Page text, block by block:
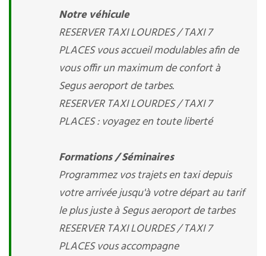
Notre véhicule
RESERVER TAXI LOURDES / TAXI 7
PLACES vous accueil modulables afin de
vous offir un maximum de confort à
Segus aeroport de tarbes.
RESERVER TAXI LOURDES / TAXI 7
PLACES : voyagez en toute liberté
Formations / Séminaires
Programmez vos trajets en taxi depuis
votre arrivée jusqu'à votre départ au tarif
le plus juste à Segus aeroport de tarbes
RESERVER TAXI LOURDES / TAXI 7
PLACES vous accompagne